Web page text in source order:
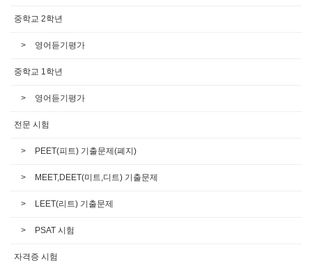
중학교 2학년
영어듣기평가
중학교 1학년
영어듣기평가
전문 시험
PEET(피트) 기출문제(폐지)
MEET,DEET(미트,디트) 기출문제
LEET(리트) 기출문제
PSAT 시험
자격증 시험